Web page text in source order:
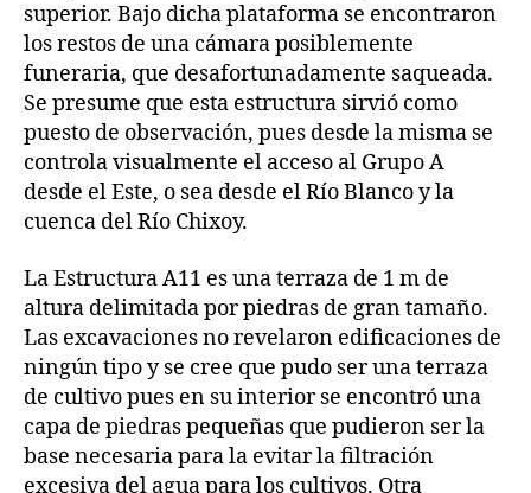
superior. Bajo dicha plataforma se encontraron
los restos de una cámara posiblemente
funeraria, que desafortunadamente saqueada.
Se presume que esta estructura sirvió como
puesto de observación, pues desde la misma se
controla visualmente el acceso al Grupo A
desde el Este, o sea desde el Río Blanco y la
cuenca del Río Chixoy.
La Estructura A11 es una terraza de 1 m de
altura delimitada por piedras de gran tamaño.
Las excavaciones no revelaron edificaciones de
ningún tipo y se cree que pudo ser una terraza
de cultivo pues en su interior se encontró una
capa de piedras pequeñas que pudieron ser la
base necesaria para la evitar la filtración
excesiva del agua para los cultivos. Otra